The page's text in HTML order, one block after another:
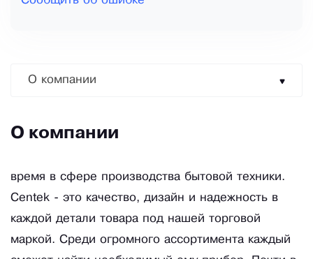
О компании
О компании
время в сфере производства бытовой техники.
Centek - это качество, дизайн и надежность в
каждой детали товара под нашей торговой
маркой. Среди огромного ассортимента каждый